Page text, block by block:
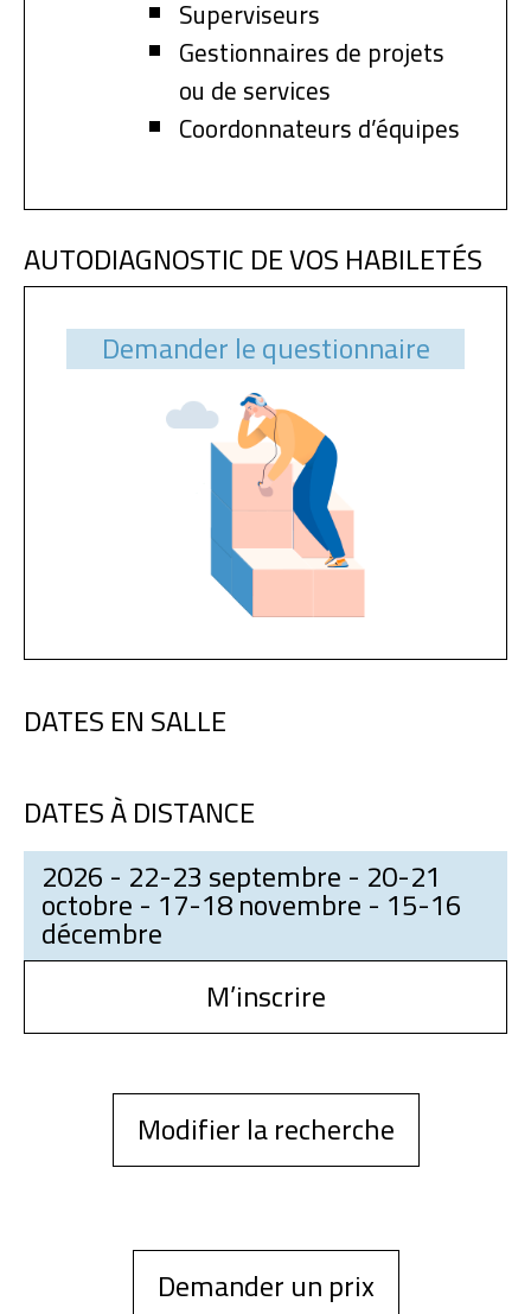
Superviseurs
Gestionnaires de projets
ou de services
Coordonnateurs d’équipes
AUTODIAGNOSTIC DE VOS HABILETÉS
Demander le questionnaire
DATES EN SALLE
DATES À DISTANCE
2026 - 22-23 septembre - 20-21
octobre - 17-18 novembre - 15-16
décembre
M’inscrire
Modifier la recherche
Demander un prix